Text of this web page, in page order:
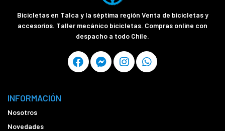
Bicicletas en Talca y la séptima región Venta de bicicletas y
accesorios. Taller mecánico bicicletas. Compras online con
despacho a todo Chile.
INFORMACIÓN
Nosotros
Novedades